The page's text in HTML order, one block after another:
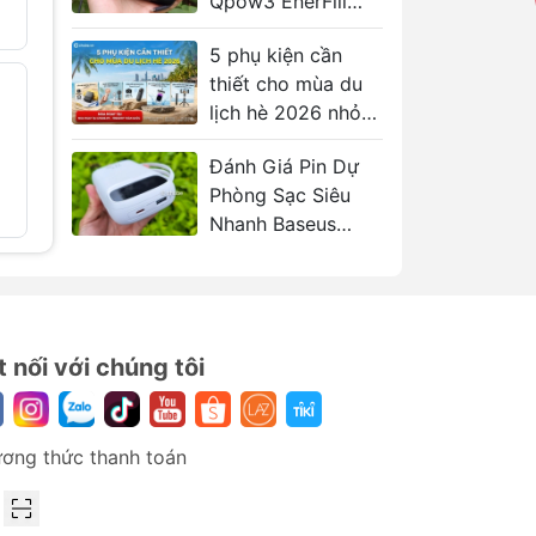
FC31 Có Đáng
Mua Không?
5 phụ kiện cần
thiết cho mùa du
lịch hè 2026 nhỏ
gọn và hữu ích
Đánh Giá Pin Dự
Phòng Sạc Siêu
Nhanh Baseus
420.000₫ 600.000₫
- 40%
Cáp Type-C to
DisplayPort
VENTION CRJ
4K@60Hz /
2K@144Hz, HDCP
2.2
239.000₫ 400.000₫
- 41%
nối với chúng tôi
thức thanh toán